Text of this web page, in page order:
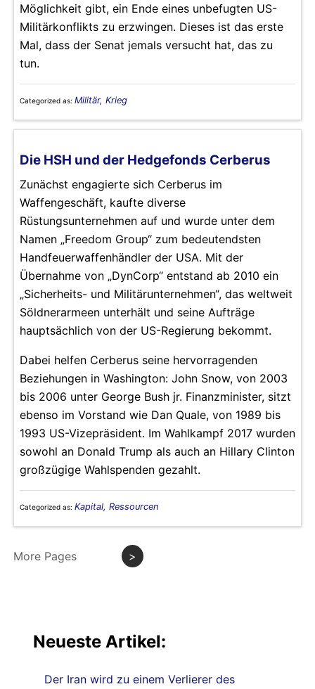
Möglichkeit gibt, ein Ende eines unbefugten US-
Militärkonflikts zu erzwingen. Dieses ist das erste
Mal, dass der Senat jemals versucht hat, das zu
tun.
Categorized as: Militär, Krieg
Die HSH und der Hedgefonds Cerberus
Zunächst engagierte sich Cerberus im
Waffengeschäft, kaufte diverse
Rüstungsunternehmen auf und wurde unter dem
Namen „Freedom Group“ zum bedeutendsten
Handfeuerwaffenhändler der USA. Mit der
Übernahme von „DynCorp“ entstand ab 2010 ein
„Sicherheits- und Militärunternehmen“, das weltweit
Söldnerarmeen unterhält und seine Aufträge
hauptsächlich von der US-Regierung bekommt.
Dabei helfen Cerberus seine hervorragenden
Beziehungen in Washington: John Snow, von 2003
bis 2006 unter George Bush jr. Finanzminister, sitzt
ebenso im Vorstand wie Dan Quale, von 1989 bis
1993 US-Vizepräsident. Im Wahlkampf 2017 wurden
sowohl an Donald Trump als auch an Hillary Clinton
großzügige Wahlspenden gezahlt.
Categorized as: Kapital, Ressourcen
More Pages >
Neueste Artikel:
Der Iran wird zu einem Verlierer des